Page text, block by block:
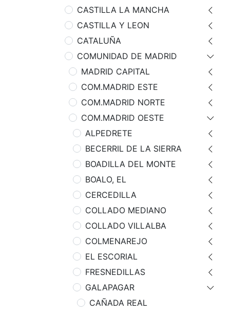
CASTILLA LA MANCHA
CASTILLA Y LEON
CATALUÑA
COMUNIDAD DE MADRID
MADRID CAPITAL
COM.MADRID ESTE
COM.MADRID NORTE
COM.MADRID OESTE
ALPEDRETE
BECERRIL DE LA SIERRA
BOADILLA DEL MONTE
BOALO, EL
CERCEDILLA
COLLADO MEDIANO
COLLADO VILLALBA
COLMENAREJO
EL ESCORIAL
FRESNEDILLAS
GALAPAGAR
CAÑADA REAL